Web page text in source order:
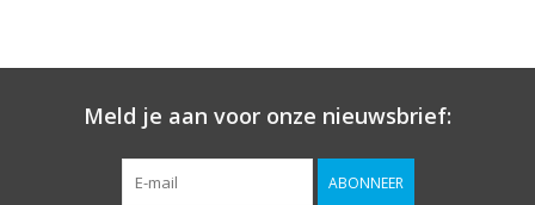
Meld je aan voor onze nieuwsbrief:
ABONNEER